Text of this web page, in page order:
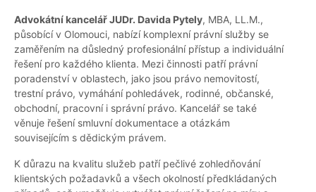
Advokátní kancelář JUDr. Davida Pytely, MBA, LL.M.,
působící v Olomouci, nabízí komplexní právní služby se
zaměřením na důsledný profesionální přístup a individuální
řešení pro každého klienta. Mezi činnosti patří právní
poradenství v oblastech, jako jsou právo nemovitostí,
trestní právo, vymáhání pohledávek, rodinné, občanské,
obchodní, pracovní i správní právo. Kancelář se také
věnuje řešení smluvní dokumentace a otázkám
souvisejícím s dědickým právem.
K důrazu na kvalitu služeb patří pečlivé zohledňování
klientských požadavků a všech okolností předkládaných